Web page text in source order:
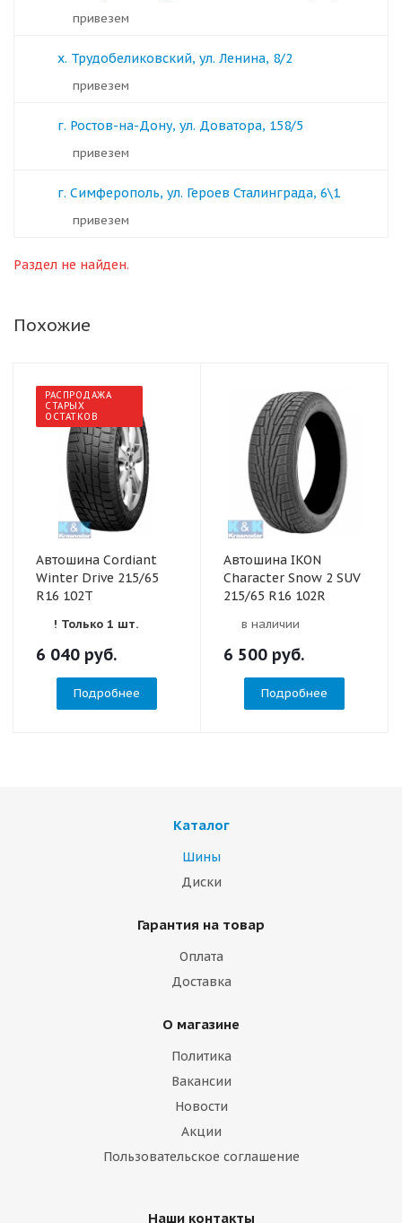
Привезем
х. Трудобеликовский, ул. Ленина, 8/2
Привезем
г. Ростов-на-Дону, ул. Доватора, 158/5
Привезем
г. Симферополь, ул. Героев Сталинграда, 6\1
Привезем
Раздел не найден.
Похожие
РАСПРОДАЖА
СТАРЫХ
ОСТАТКОВ
Автошина Cordiant
Winter Drive 215/65
R16 102T
! Только 1 шт.
6 040 руб.
Подробнее
Автошина IKON
Character Snow 2 SUV
215/65 R16 102R
в наличии
6 500 руб.
Подробнее
Каталог
Шины
Диски
Гарантия на товар
Оплата
Доставка
О магазине
Политика
Вакансии
Новости
Акции
Пользовательское соглашение
Наши контакты